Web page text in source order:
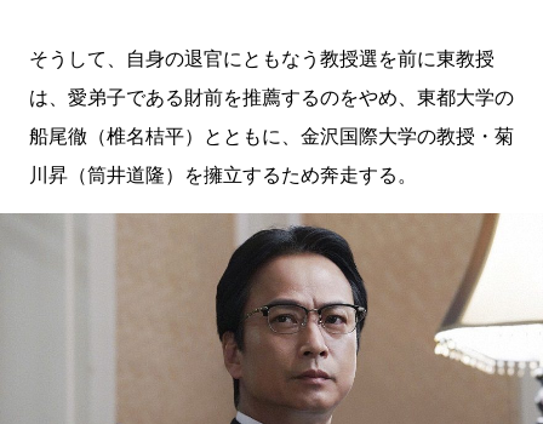
そうして、自身の退官にともなう教授選を前に東教授
は、愛弟子である財前を推薦するのをやめ、東都大学の
船尾徹（椎名桔平）とともに、金沢国際大学の教授・菊
川昇（筒井道隆）を擁立するため奔走する。